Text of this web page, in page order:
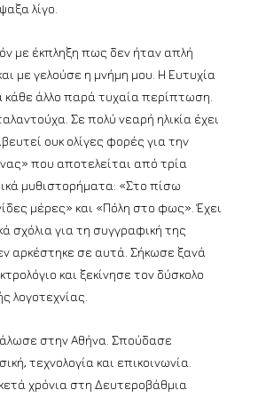
λίγο.
με έκπληξη πως δεν ήταν απλή
με γελούσε η μνήμη μου. Η Ευτυχία
κάθε άλλο παρά τυχαία περίπτωση.
Σε πολύ νεαρή ηλικία έχει
ουκ ολίγες φορές για την
που αποτελείται από τρία
μυθιστορήματα: «Στο πίσω
μέρες» και «Πόλη στο φως». Έχει
σχόλια για τη συγγραφική της
αρκέστηκε σε αυτά. Σήκωσε ξανά
και ξεκίνησε τον δύσκολο
λογοτεχνίας.
στην Αθήνα. Σπούδασε
τεχνολογία και επικοινωνία.
χρόνια στη Δευτεροβάθμια